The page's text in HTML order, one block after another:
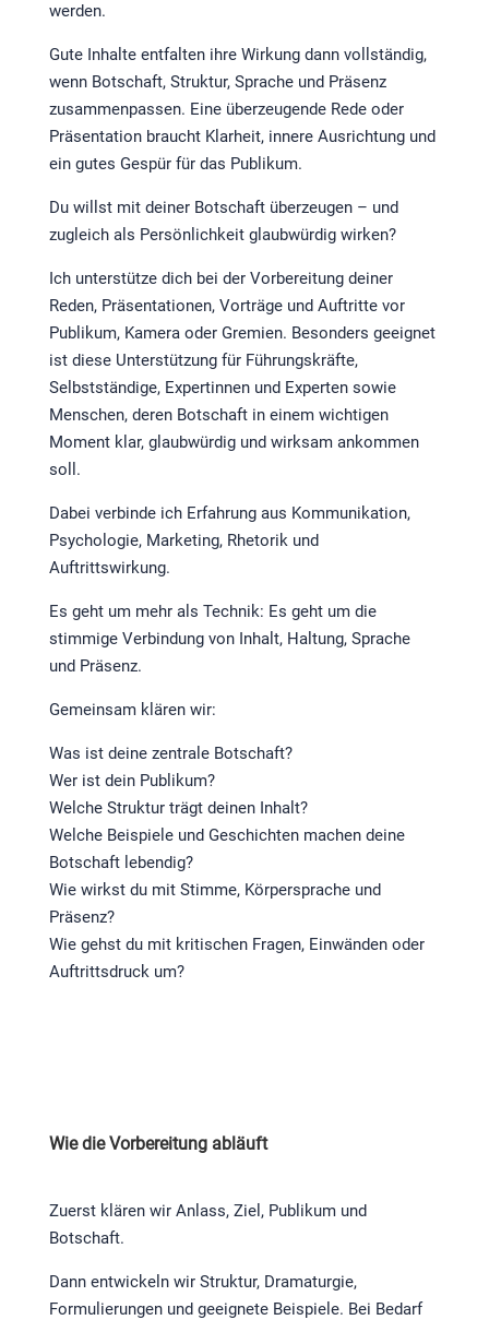
werden.
Gute Inhalte entfalten ihre Wirkung dann vollständig,
wenn Botschaft, Struktur, Sprache und Präsenz
zusammenpassen. Eine überzeugende Rede oder
Präsentation braucht Klarheit, innere Ausrichtung und
ein gutes Gespür für das Publikum.
Du willst mit deiner Botschaft überzeugen – und
zugleich als Persönlichkeit glaubwürdig wirken?
Ich unterstütze dich bei der Vorbereitung deiner
Reden, Präsentationen, Vorträge und Auftritte vor
Publikum, Kamera oder Gremien. Besonders geeignet
ist diese Unterstützung für Führungskräfte,
Selbstständige, Expertinnen und Experten sowie
Menschen, deren Botschaft in einem wichtigen
Moment klar, glaubwürdig und wirksam ankommen
soll.
Dabei verbinde ich Erfahrung aus Kommunikation,
Psychologie, Marketing, Rhetorik und
Auftrittswirkung.
Es geht um mehr als Technik: Es geht um die
stimmige Verbindung von Inhalt, Haltung, Sprache
und Präsenz.
Gemeinsam klären wir:
Was ist deine zentrale Botschaft?
Wer ist dein Publikum?
Welche Struktur trägt deinen Inhalt?
Welche Beispiele und Geschichten machen deine
Botschaft lebendig?
Wie wirkst du mit Stimme, Körpersprache und
Präsenz?
Wie gehst du mit kritischen Fragen, Einwänden oder
Auftrittsdruck um?
Wie die Vorbereitung abläuft
Zuerst klären wir Anlass, Ziel, Publikum und
Botschaft.
Dann entwickeln wir Struktur, Dramaturgie,
Formulierungen und geeignete Beispiele. Bei Bedarf